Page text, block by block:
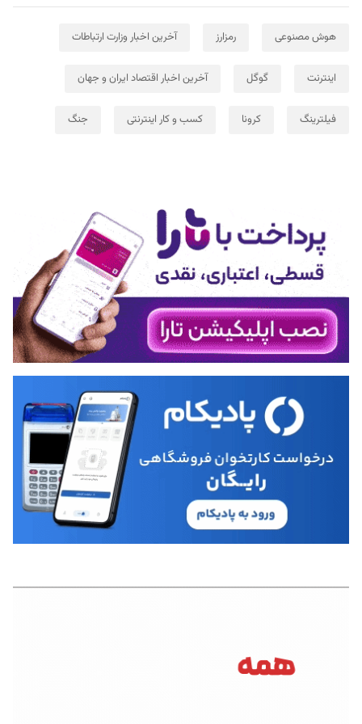
هوش مصنوعی رمزارز آخرین اخبار وزارت ارتباطات
اینترنت گوگل آخرین اخبار اقتصاد ایران و جهان
فیلترینگ کرونا کسب و کار اینترنتی جنگ